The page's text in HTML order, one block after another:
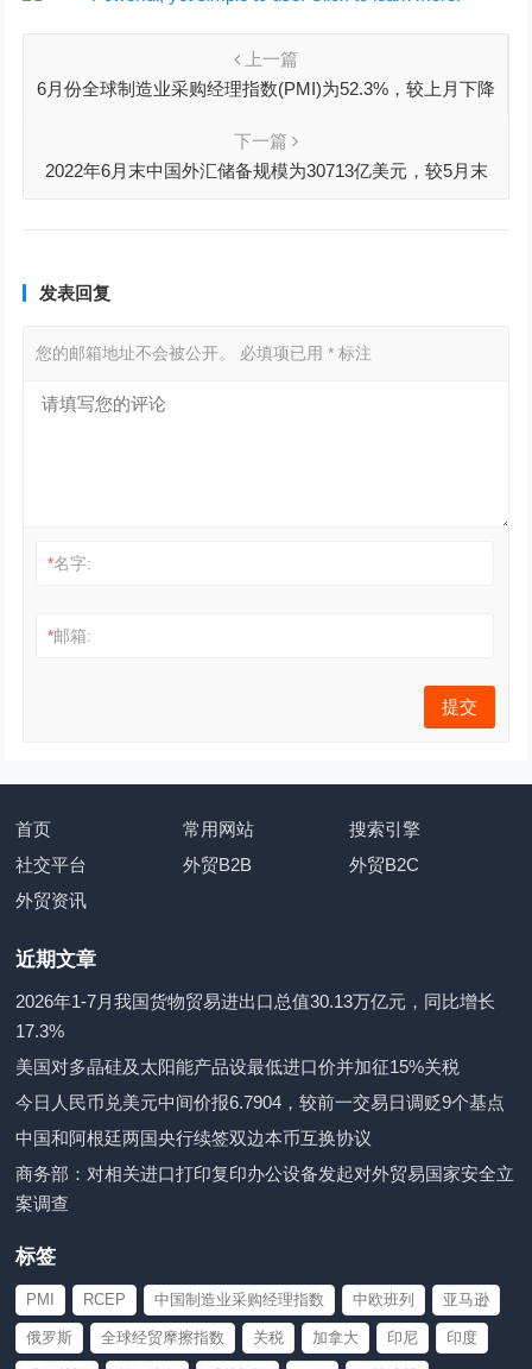
上一篇
6月份全球制造业采购经理指数(PMI)为52.3%，较上月下降
下一篇
2022年6月末中国外汇储备规模为30713亿美元，较5月末
发表回复
您的邮箱地址不会被公开。 必填项已用* 标注
*名字:
*邮箱:
首页 常用网站
搜索引擎
社交平台
外贸B2B
外贸B2C
外贸资讯
近期文章
2026年1-7月我国货物贸易进出口总值30.13万亿元，同比增长
17.3%
美国对多晶硅及太阳能产品设最低进口价并加征15%关税
今日人民币兑美元中间价报6.7904，较前一交易日调贬9个基点
中国和阿根廷两国央行续签双边本币互换协议
商务部：对相关进口打印复印办公设备发起对外贸易国家安全立
案调查
标签
PMI RCEP 中国制造业采购经理指数 中欧班列 亚马逊
俄罗斯 全球经贸摩擦指数 关税 加拿大 印尼 印度